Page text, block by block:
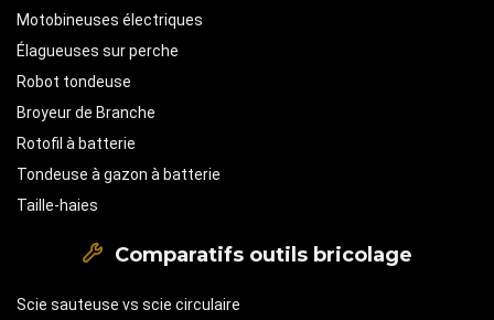
Motobineuses électriques
Élagueuses sur perche
Robot tondeuse
Broyeur de Branche
Rotofil à batterie
Tondeuse à gazon à batterie
Taille-haies
Comparatifs outils bricolage
Scie sauteuse vs scie circulaire